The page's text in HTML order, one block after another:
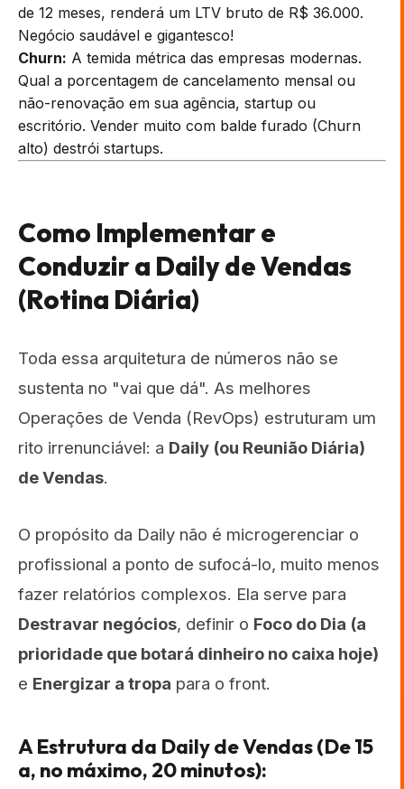
de 12 meses, renderá um LTV bruto de R$ 36.000.
Negócio saudável e gigantesco!
Churn: A temida métrica das empresas modernas.
Qual a porcentagem de cancelamento mensal ou
não-renovação em sua agência, startup ou
escritório. Vender muito com balde furado (Churn
alto) destrói startups.
Como Implementar e
Conduzir a Daily de Vendas
(Rotina Diária)
Toda essa arquitetura de números não se
sustenta no "vai que dá". As melhores
Operações de Venda (RevOps) estruturam um
rito irrenunciável: a Daily (ou Reunião Diária)
de Vendas.
O propósito da Daily não é microgerenciar o
profissional a ponto de sufocá-lo, muito menos
fazer relatórios complexos. Ela serve para
Destravar negócios, definir o Foco do Dia (a
prioridade que botará dinheiro no caixa hoje)
e Energizar a tropa para o front.
A Estrutura da Daily de Vendas (De 15
a, no máximo, 20 minutos):